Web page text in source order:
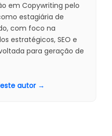
em Copywriting pelo
estagiária de
com foco na
estratégicos, SEO e
para geração de
autor →